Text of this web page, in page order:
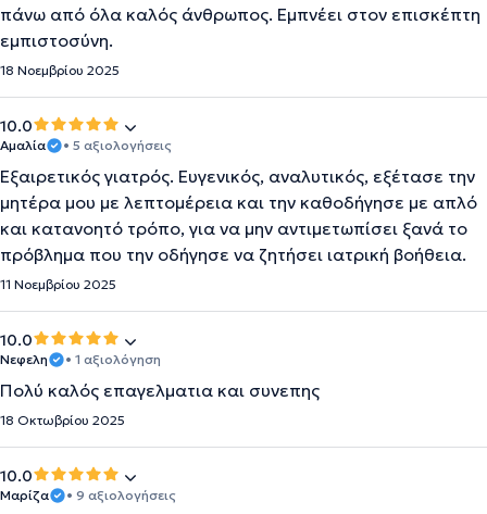
πάνω από όλα καλός άνθρωπος. Εμπνέει στον επισκέπτη
εμπιστοσύνη.
18 Νοεμβρίου 2025
10.0
Αμαλία • 5 αξιολογήσεις
Εξαιρετικός γιατρός. Ευγενικός, αναλυτικός, εξέτασε την
μητέρα μου με λεπτομέρεια και την καθοδήγησε με απλό
και κατανοητό τρόπο, για να μην αντιμετωπίσει ξανά το
πρόβλημα που την οδήγησε να ζητήσει ιατρική βοήθεια.
11 Νοεμβρίου 2025
10.0
Νεφελη • 1 αξιολόγηση
Πολύ καλός επαγελματια και συνεπης
18 Οκτωβρίου 2025
10.0
Μαρίζα • 9 αξιολογήσεις